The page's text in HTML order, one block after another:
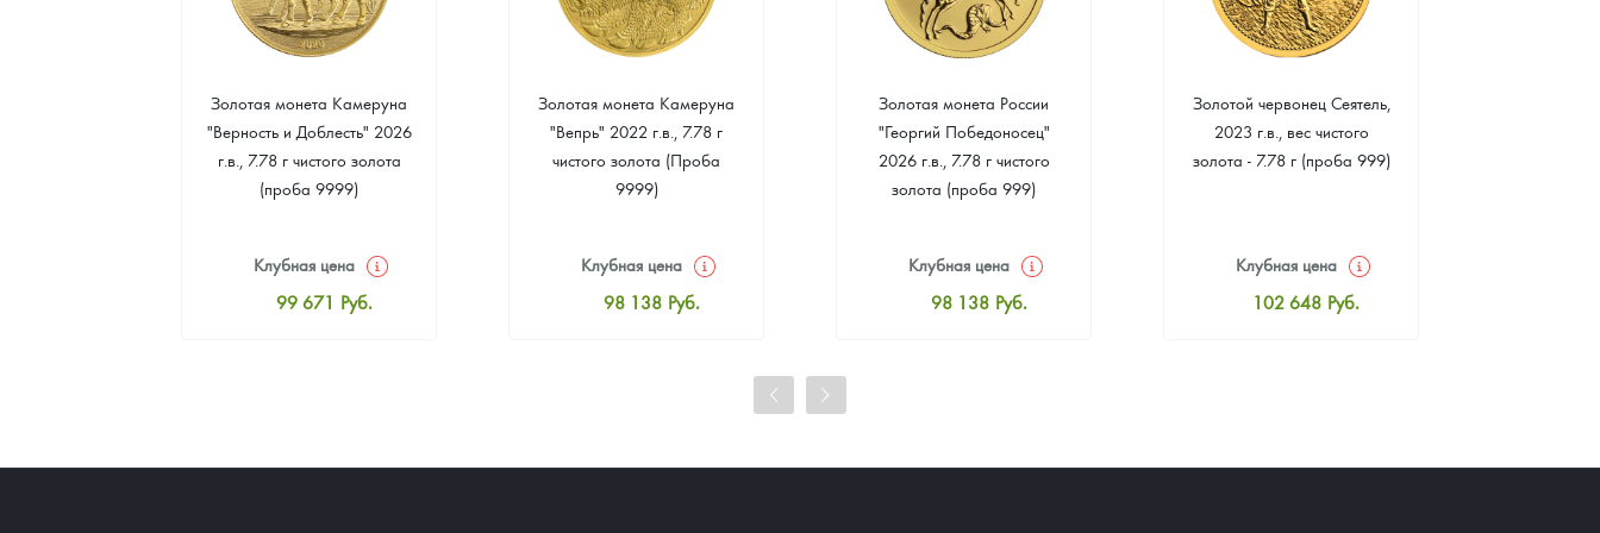
Золотая монета Камеруна
"Верность и Доблесть" 2026
г.в., 7.78 г чистого золота
(проба 9999)
Клубная цена
99 671 Руб.
Золотая монета Камеруна
"Вепрь" 2022 г.в., 7.78 г
чистого золота (Проба
9999)
Клубная цена
98 138 Руб.
Золотая монета России
"Георгий Победоносец"
2026 г.в., 7.78 г чистого
золота (проба 999)
Клубная цена
98 138 Руб.
Золотой червонец Сеятель,
2023 г.в., вес чистого
золота - 7.78 г (проба 999)
Клубная цена
102 648 Руб.